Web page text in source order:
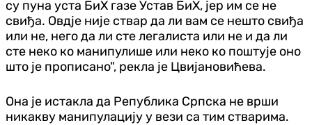
су пуна уста БиХ газе Устав БиХ, јер им се не
свиђа. Овдје није ствар да ли вам се нешто свиђа
или не, него да ли сте легалиста или не и да ли
сте неко ко манипулише или неко ко поштује оно
што је прописано", рекла је Цвијановићева.
Она је истакла да Република Српска не врши
никакву манипулацију у вези са тим стварима.